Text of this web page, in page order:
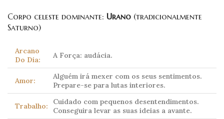
Corpo celeste dominante: Urano (tradicionalmente
Saturno)
Arcano
Do Dia:
A Força: audácia.
Amor:
Alguém irá mexer com os seus sentimentos.
Prepare-se para lutas interiores.
Trabalho:
Cuidado com pequenos desentendimentos.
Conseguira levar as suas ideias a avante.